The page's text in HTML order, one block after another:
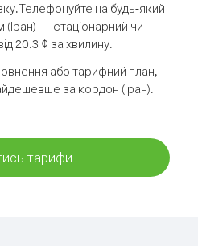
Телефонуйте на будь-який
— стаціонарний чи
20.3 ¢ за хвилину.
або тарифний план,
за кордон (Іран).
тарифи